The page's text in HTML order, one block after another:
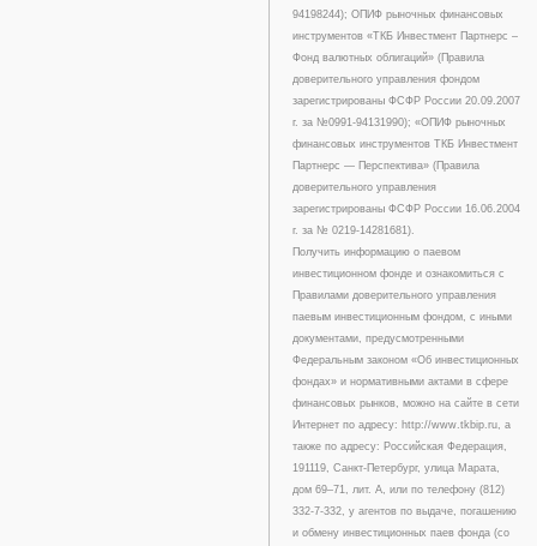
94198244); ОПИФ рыночных финансовых
инструментов «ТКБ Инвестмент Партнерс –
Фонд валютных облигаций» (Правила
доверительного управления фондом
зарегистрированы ФСФР России 20.09.2007
г. за №0991-94131990); «ОПИФ рыночных
финансовых инструментов ТКБ Инвестмент
Партнерс — Перспектива» (Правила
доверительного управления
зарегистрированы ФСФР России 16.06.2004
г. за № 0219-14281681).
Получить информацию о паевом
инвестиционном фонде и ознакомиться с
Правилами доверительного управления
паевым инвестиционным фондом, с иными
документами, предусмотренными
Федеральным законом «Об инвестиционных
фондах» и нормативными актами в сфере
финансовых рынков, можно на сайте в сети
Интернет по адресу: http://www.tkbip.ru, а
также по адресу: Российская Федерация,
191119, Санкт-Петербург, улица Марата,
дом 69–71, лит. А, или по телефону (812)
332-7-332, у агентов по выдаче, погашению
и обмену инвестиционных паев фонда (со